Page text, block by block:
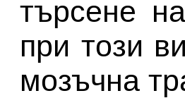
търсене
при този
мозъчна